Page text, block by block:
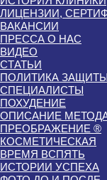
ЛИЦЕНЗИИ,
ВАКАНСИИ
ПРЕССА О НАС
ВИДЕО
СТАТЬИ
ПОЛИТИКА
СПЕЦИАЛИСТЫ
ПОХУДЕНИЕ
ОПИСАНИЕ
ПРЕОБРАЖЕНИЕ ®
КОСМЕТИЧЕСКАЯ
ВРЕМЯ ВСПЯТЬ
ИСТОРИИ УСПЕХА